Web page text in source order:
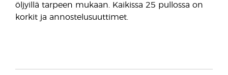
öljyillä tarpeen mukaan. Kaikissa 25 pullossa on
korkit ja annostelusuuttimet.